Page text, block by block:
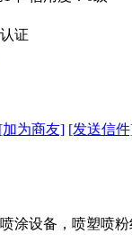
[加为商友] [发送信
涂设备，喷塑喷